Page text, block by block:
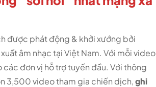
được phát động & khởi xướng bởi
âm nhạc tại Việt Nam. Với mỗi video
đơn vị hỗ trợ tuyến đầu. Với thông
3,500 video tham gia chiến dịch,ghi